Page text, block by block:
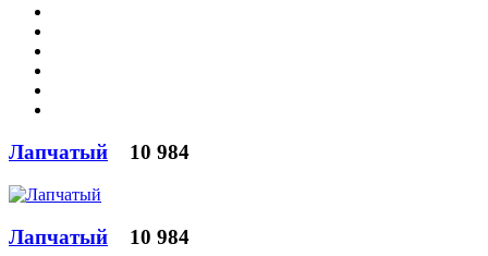
Лапчатый 10 984
Лапчатый 10 984